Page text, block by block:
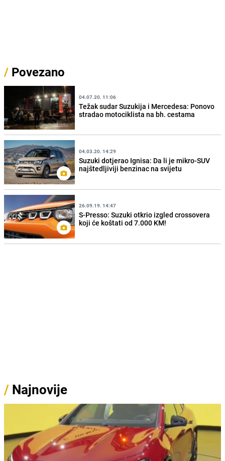
/ Povezano
04.07.20. 11:06
Težak sudar Suzukija i Mercedesa: Ponovo
stradao motociklista na bh. cestama
04.03.20. 14:29
Suzuki dotjerao Ignisa: Da li je mikro-SUV
najštedljiviji benzinac na svijetu
26.09.19. 14:47
S-Presso: Suzuki otkrio izgled crossovera
koji će koštati od 7.000 KM!
/ Najnovije